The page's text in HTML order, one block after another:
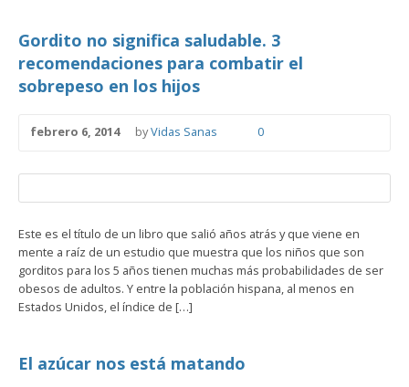
Gordito no significa saludable. 3
recomendaciones para combatir el
sobrepeso en los hijos
febrero 6, 2014 byVidas Sanas 0
Este es el título de un libro que salió años atrás y que viene en
mente a raíz de un estudio que muestra que los niños que son
gorditos para los 5 años tienen muchas más probabilidades de ser
obesos de adultos. Y entre la población hispana, al menos en
Estados Unidos, el índice de […]
El azúcar nos está matando